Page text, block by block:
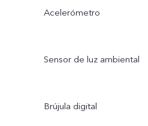
Acelerómetro
Sensor de luz ambiental
Brújula digital